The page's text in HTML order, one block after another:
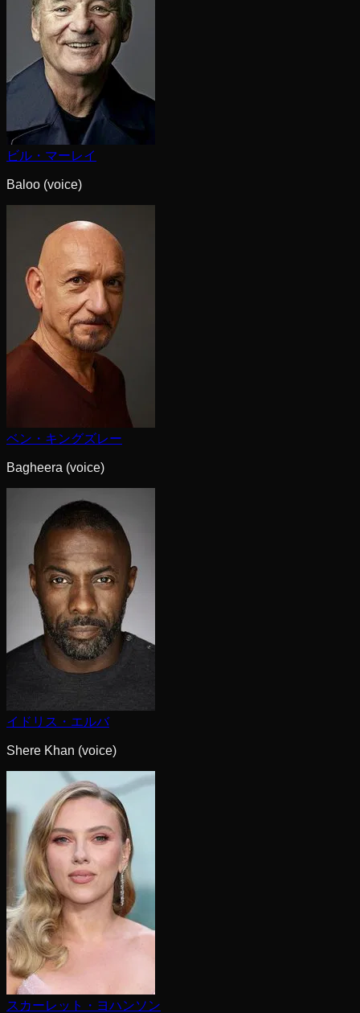
ビル・マーレイ
Baloo (voice)
ベン・キングズレー
Bagheera (voice)
イドリス・エルバ
Shere Khan (voice)
スカーレット・ヨハンソン